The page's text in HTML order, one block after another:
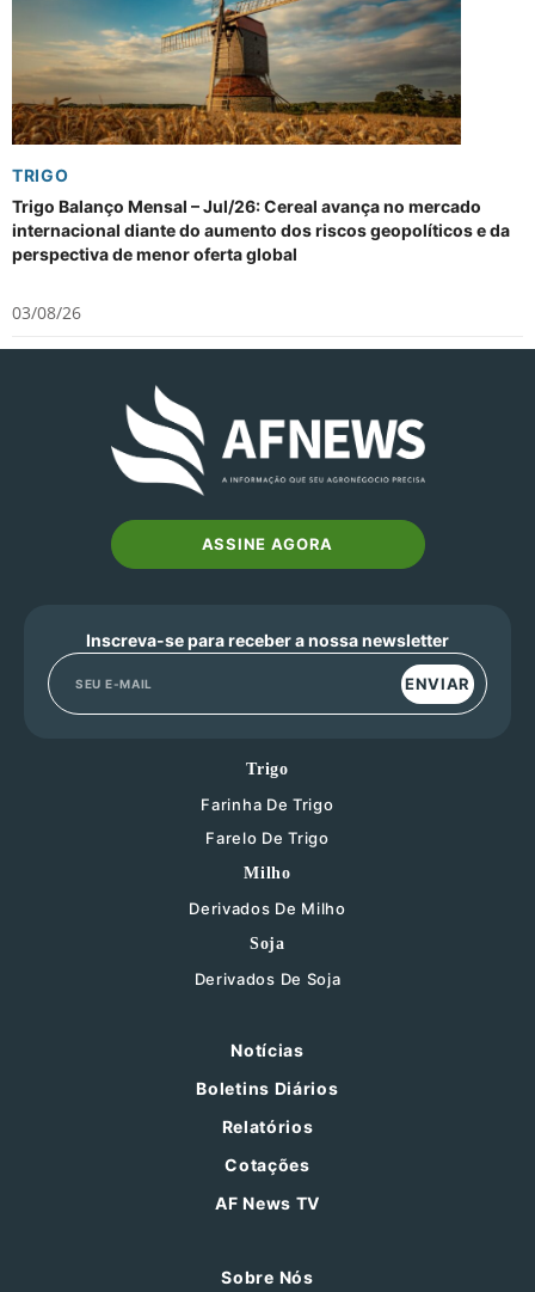
TRIGO
Trigo Balanço Mensal – Jul/26: Cereal avança no mercado
internacional diante do aumento dos riscos geopolíticos e da
perspectiva de menor oferta global
03/08/26
ASSINE AGORA
Inscreva-se para receber a nossa newsletter
ENVIAR
Trigo
Farinha De Trigo
Farelo De Trigo
Milho
Derivados De Milho
Soja
Derivados De Soja
Notícias
Boletins Diários
Relatórios
Cotações
AF News TV
Sobre Nós